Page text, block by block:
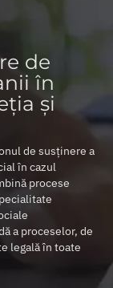
de
în
și
de susținere a
în cazul
procese
a proceselor, de
legală în toate